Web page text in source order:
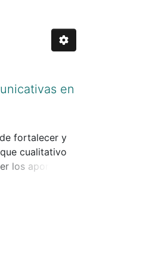
en
fortalecer y
cualitativo
los aportes y
de
la
se consolida